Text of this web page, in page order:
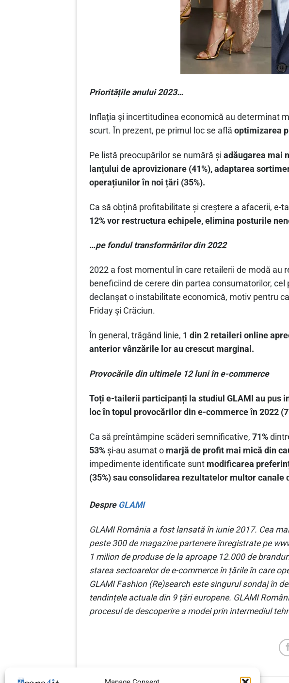
Prioritățile anului 2023…
Inflația și incertitudinea economică au determinat
scurt. În prezent, pe primul loc se aflăoptimizarea
Pe listă preocupărilor se numără șiadăugarea mai
lanțului de aprovizionare (41%), adaptarea
operațiunilor în noi țări (35%).
Ca să obțină profitabilitate și creștere a afacerii, e-
12% vor restructura echipele, elimina posturile
…pe fondul transformărilor din 2022
2022 a fost momentul în care retailerii de modă au
beneficiind de cerere din partea consumatorilor,
declanșat o instabilitate economică, motiv pentru
Friday și Crăciun.
În general, trăgând linie, 1 din 2 retaileri online
anterior vânzările lor au crescut marginal.
Provocările din ultimele 12 luni în e-commerce
Toți e-tailerii participanți la studiul GLAMI au pus
loc în topul provocărilor din e-commerce în 2022
Ca să preîntâmpine scăderi semnificative,71%
53% și-au asumat o marjă de profit mai mică din
impedimente identificate sunt modificarea
(35%) sau consolidarea rezultatelor multor canale
Despre GLAMI
GLAMI România a fost lansată în iunie 2017. Cea
peste 300 de magazine partenere înregistrate pe
1 milion de produse de la aproape 12.000 de
starea sectoarelor de e-commerce în țările în care
GLAMI Fashion (Re)search este singurul sondaj în
tendințele actuale din 9 țări europene. GLAMI
procesul de descoperire a modei prin intermediul